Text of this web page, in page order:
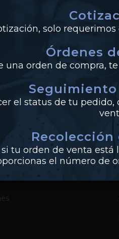
solo
Órdenes
una orden de compra,
el status de tu
tu orden de venta está
el número de